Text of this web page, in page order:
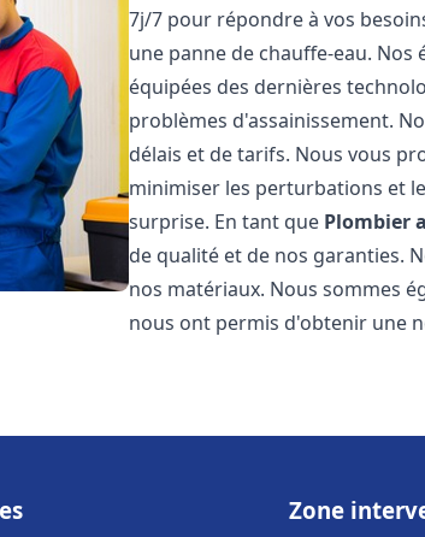
7j/7 pour répondre à vos
une panne de chauffe-eau. Nos
équipées des dernières
problèmes d'assainissement.
délais et de tarifs. Nous vous
minimiser les perturbations et
surprise. En tant que Plombier
de qualité et de nos garanties.
nos matériaux. Nous sommes
nous ont permis d'obtenir une
Zone